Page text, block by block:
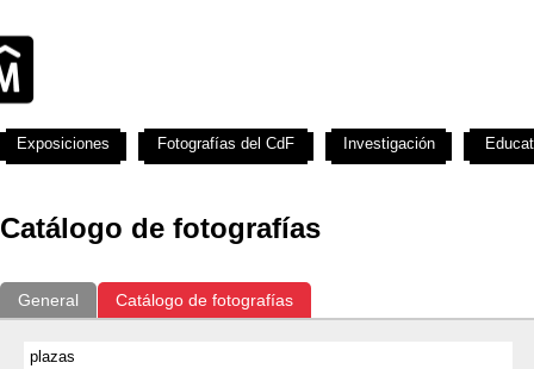
Catálogo de fotografías
General Catálogo de fotografías
Exposiciones Fotografías del CdF Investigación